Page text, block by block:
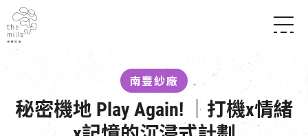
媒體中心
聯絡我們
南豐店堂
商店
所有活動
南豐紗廠
秘密機地 Play Again! ｜打機x情緒